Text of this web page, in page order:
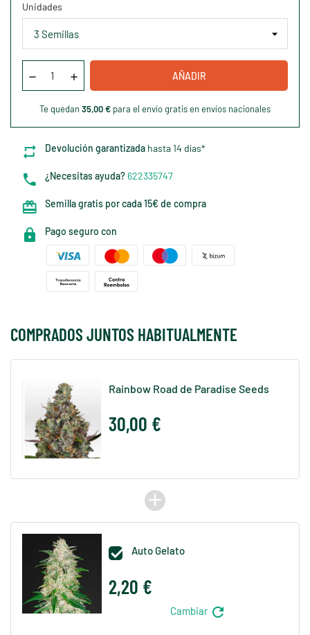
Unidades
AÑADIR
Te quedan 35,00 € para el envío gratis en envíos nacionales
Devolución garantizada hasta 14 días*
¿Necesitas ayuda?622335747
Semilla gratis por cada 15€ de compra
Pago seguro con
COMPRADOS JUNTOS HABITUALMENTE
Rainbow Road de Paradise Seeds
30,00 €
add
 Auto Gelato
2,20 €
Cambiar refresh